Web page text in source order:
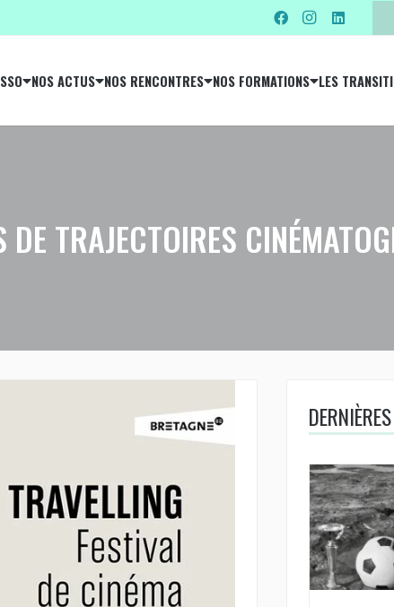
NOS ACTUS NOS RENCONTRES NOS FORMATIONS LES
TRAJECTOIRES